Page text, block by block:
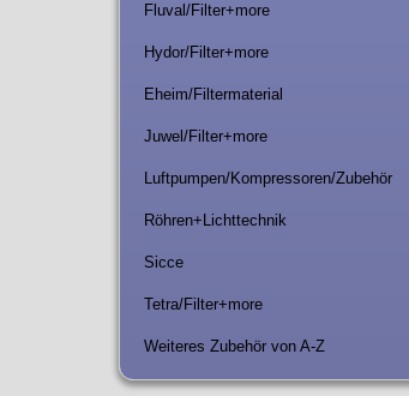
Fluval/Filter+more
Hydor/Filter+more
Eheim/Filtermaterial
Juwel/Filter+more
Luftpumpen/Kompressoren/Zubehör
Röhren+Lichttechnik
Sicce
Tetra/Filter+more
Weiteres Zubehör von A-Z